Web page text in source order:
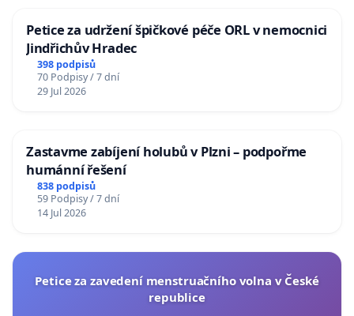
Petice za udržení špičkové péče ORL v nemocnici
Jindřichův Hradec
398 podpisů
70 Podpisy / 7 dní
29 Jul 2026
Zastavme zabíjení holubů v Plzni – podpořme
humánní řešení
838 podpisů
59 Podpisy / 7 dní
14 Jul 2026
Petice za zavedení menstruačního volna v České
republice